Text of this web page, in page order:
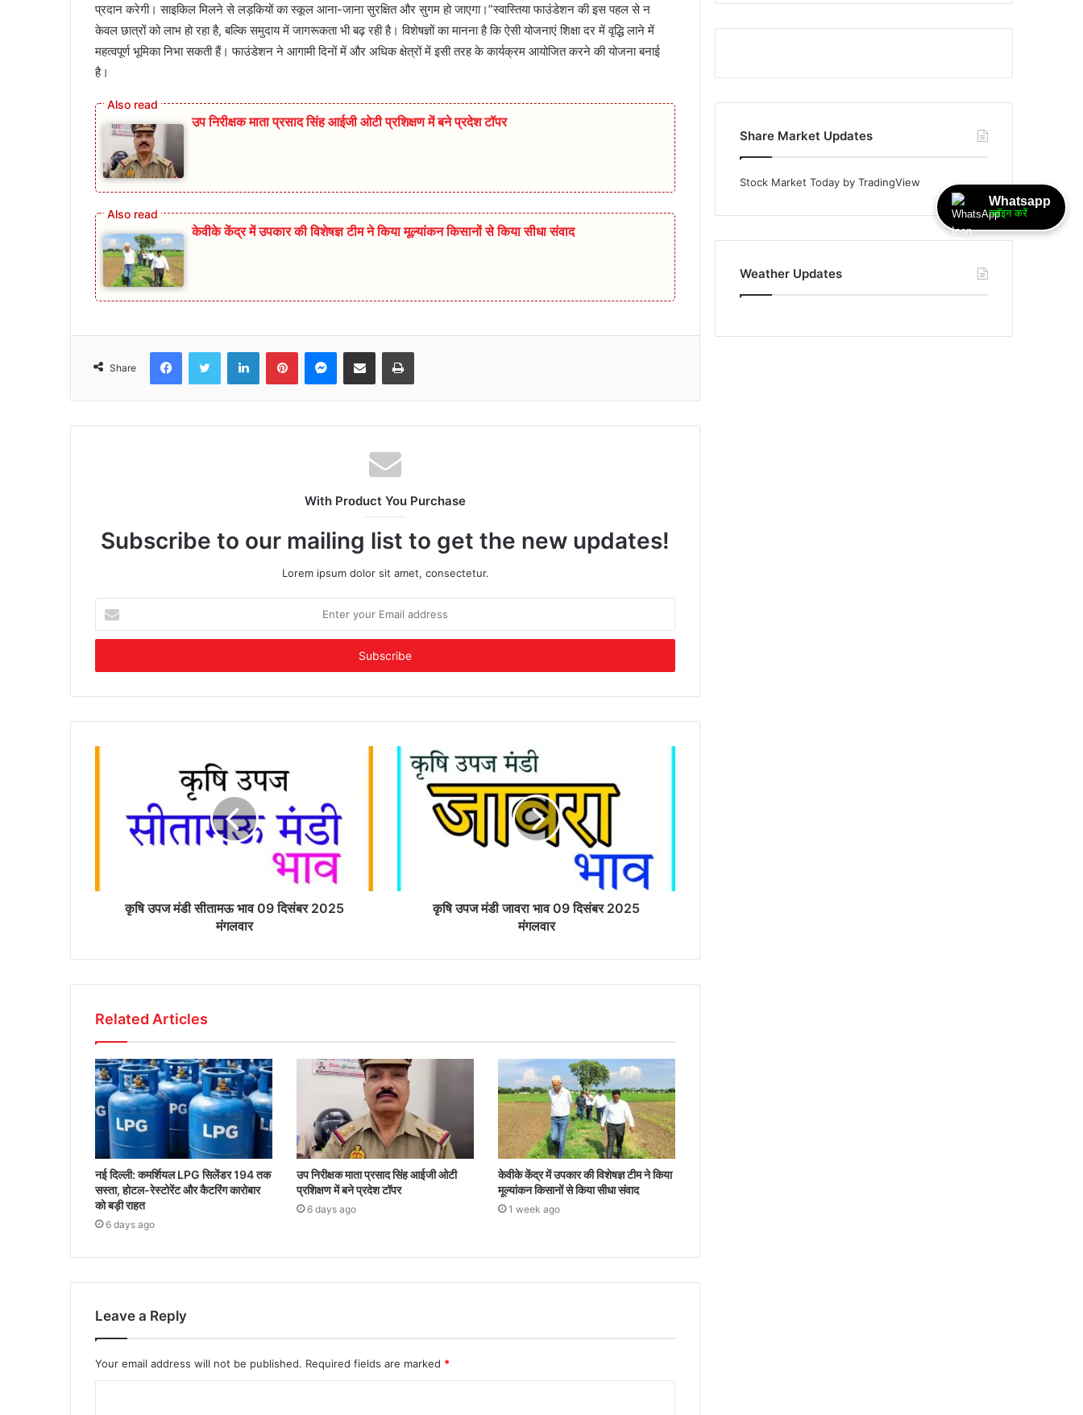
प्रदान करेगी। साइकिल मिलने से लड़कियों का स्कूल आना-जाना सुरक्षित और सुगम हो जाएगा।”स्वास्तिया फाउंडेशन की इस पहल से न
केवल छात्रों को लाभ हो रहा है, बल्कि समुदाय में जागरूकता भी बढ़ रही है। विशेषज्ञों का मानना है कि ऐसी योजनाएं शिक्षा दर में वृद्धि लाने में
महत्वपूर्ण भूमिका निभा सकती हैं। फाउंडेशन ने आगामी दिनों में और अधिक क्षेत्रों में इसी तरह के कार्यक्रम आयोजित करने की योजना बनाई
है।
उप निरीक्षक माता प्रसाद सिंह आईजी ओटी प्रशिक्षण में बने प्रदेश टॉपर
केवीके केंद्र में उपकार की विशेषज्ञ टीम ने किया मूल्यांकन किसानों से किया सीधा संवाद
Share
FacebookTwitter LinkedInPinterestMessenger
Share via Email Print
With Product You Purchase
Subscribe to our mailing list to get the new updates!
Lorem ipsum dolor sit amet, consectetur.
your
Email
कृषि उपज मंडी सीतामऊ भाव 09 दिसंबर 2025
मंगलवार
कृषि उपज मंडी जावरा भाव 09 दिसंबर 2025
मंगलवार
Related Articles
नई दिल्ली: कमर्शियल LPG सिलेंडर 194 तक
सस्ता, होटल-रेस्टोरेंट और कैटरिंग कारोबार
को बड़ी राहत
6 days ago
उप निरीक्षक माता प्रसाद सिंह आईजी ओटी
प्रशिक्षण में बने प्रदेश टॉपर
6 days ago
केवीके केंद्र में उपकार की विशेषज्ञ टीम ने किया
मूल्यांकन किसानों से किया सीधा संवाद
1 week ago
Leave a Reply
Your email address will not be published. Required fields are marked *
Share Market Updates
Stock Market Today by TradingView
Weather Updates
Whatsapp
ज्वॉइन करें